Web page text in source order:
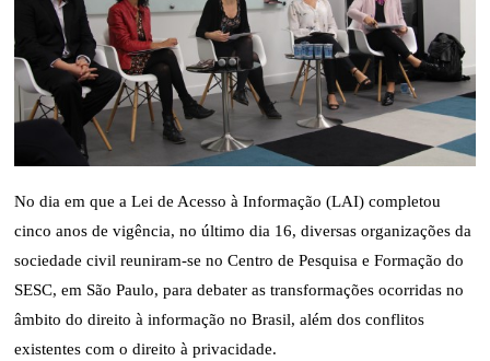
No dia em que a Lei de Acesso à Informação (LAI) completou
cinco anos de vigência, no último dia 16, diversas organizações da
sociedade civil reuniram-se no Centro de Pesquisa e Formação do
SESC, em São Paulo, para debater as transformações ocorridas no
âmbito do direito à informação no Brasil, além dos conflitos
existentes com o direito à privacidade.